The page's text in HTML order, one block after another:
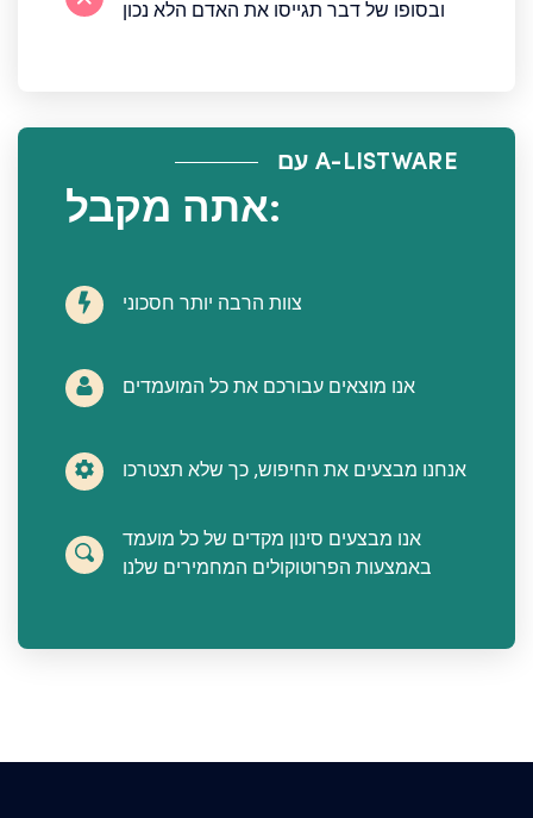
ובסופו של דבר תגייסו את האדם הלא נכון
עם A-LISTWARE
אתה מקבל:
צוות הרבה יותר חסכוני
אנו מוצאים עבורכם את כל המועמדים
אנחנו מבצעים את החיפוש, כך שלא תצטרכו
אנו מבצעים סינון מקדים של כל מועמד
באמצעות הפרוטוקולים המחמירים שלנו